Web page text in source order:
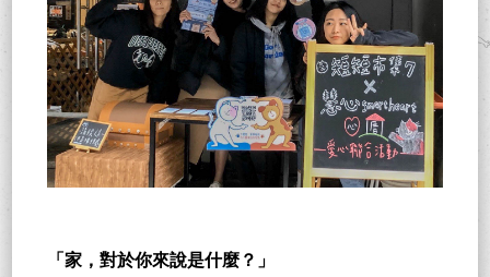
「家，對於你來說是什麼？」